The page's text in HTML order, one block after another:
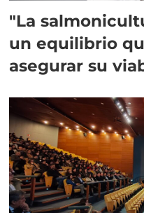
"La
un equilibrio
asegurar su